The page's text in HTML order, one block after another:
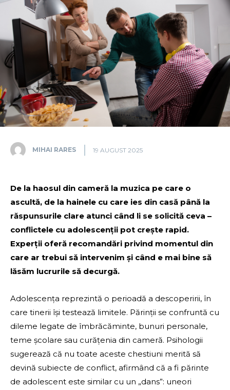
MIHAI RARES 19 AUGUST 2025
De la haosul din cameră la muzica pe care o
ascultă, de la hainele cu care ies din casă până la
răspunsurile clare atunci când li se solicită ceva –
conflictele cu adolescenții pot crește rapid.
Experții oferă recomandări privind momentul din
care ar trebui să intervenim și când e mai bine să
lăsăm lucrurile să decurgă.
Adolescența reprezintă o perioadă a descoperirii, în
care tinerii își testează limitele. Părinții se confruntă cu
dileme legate de îmbrăcăminte, bunuri personale,
teme școlare sau curățenia din cameră. Psihologii
sugerează că nu toate aceste chestiuni merită să
devină subiecte de conflict, afirmând că a fi părinte
de adolescent este similar cu un „dans”: uneori